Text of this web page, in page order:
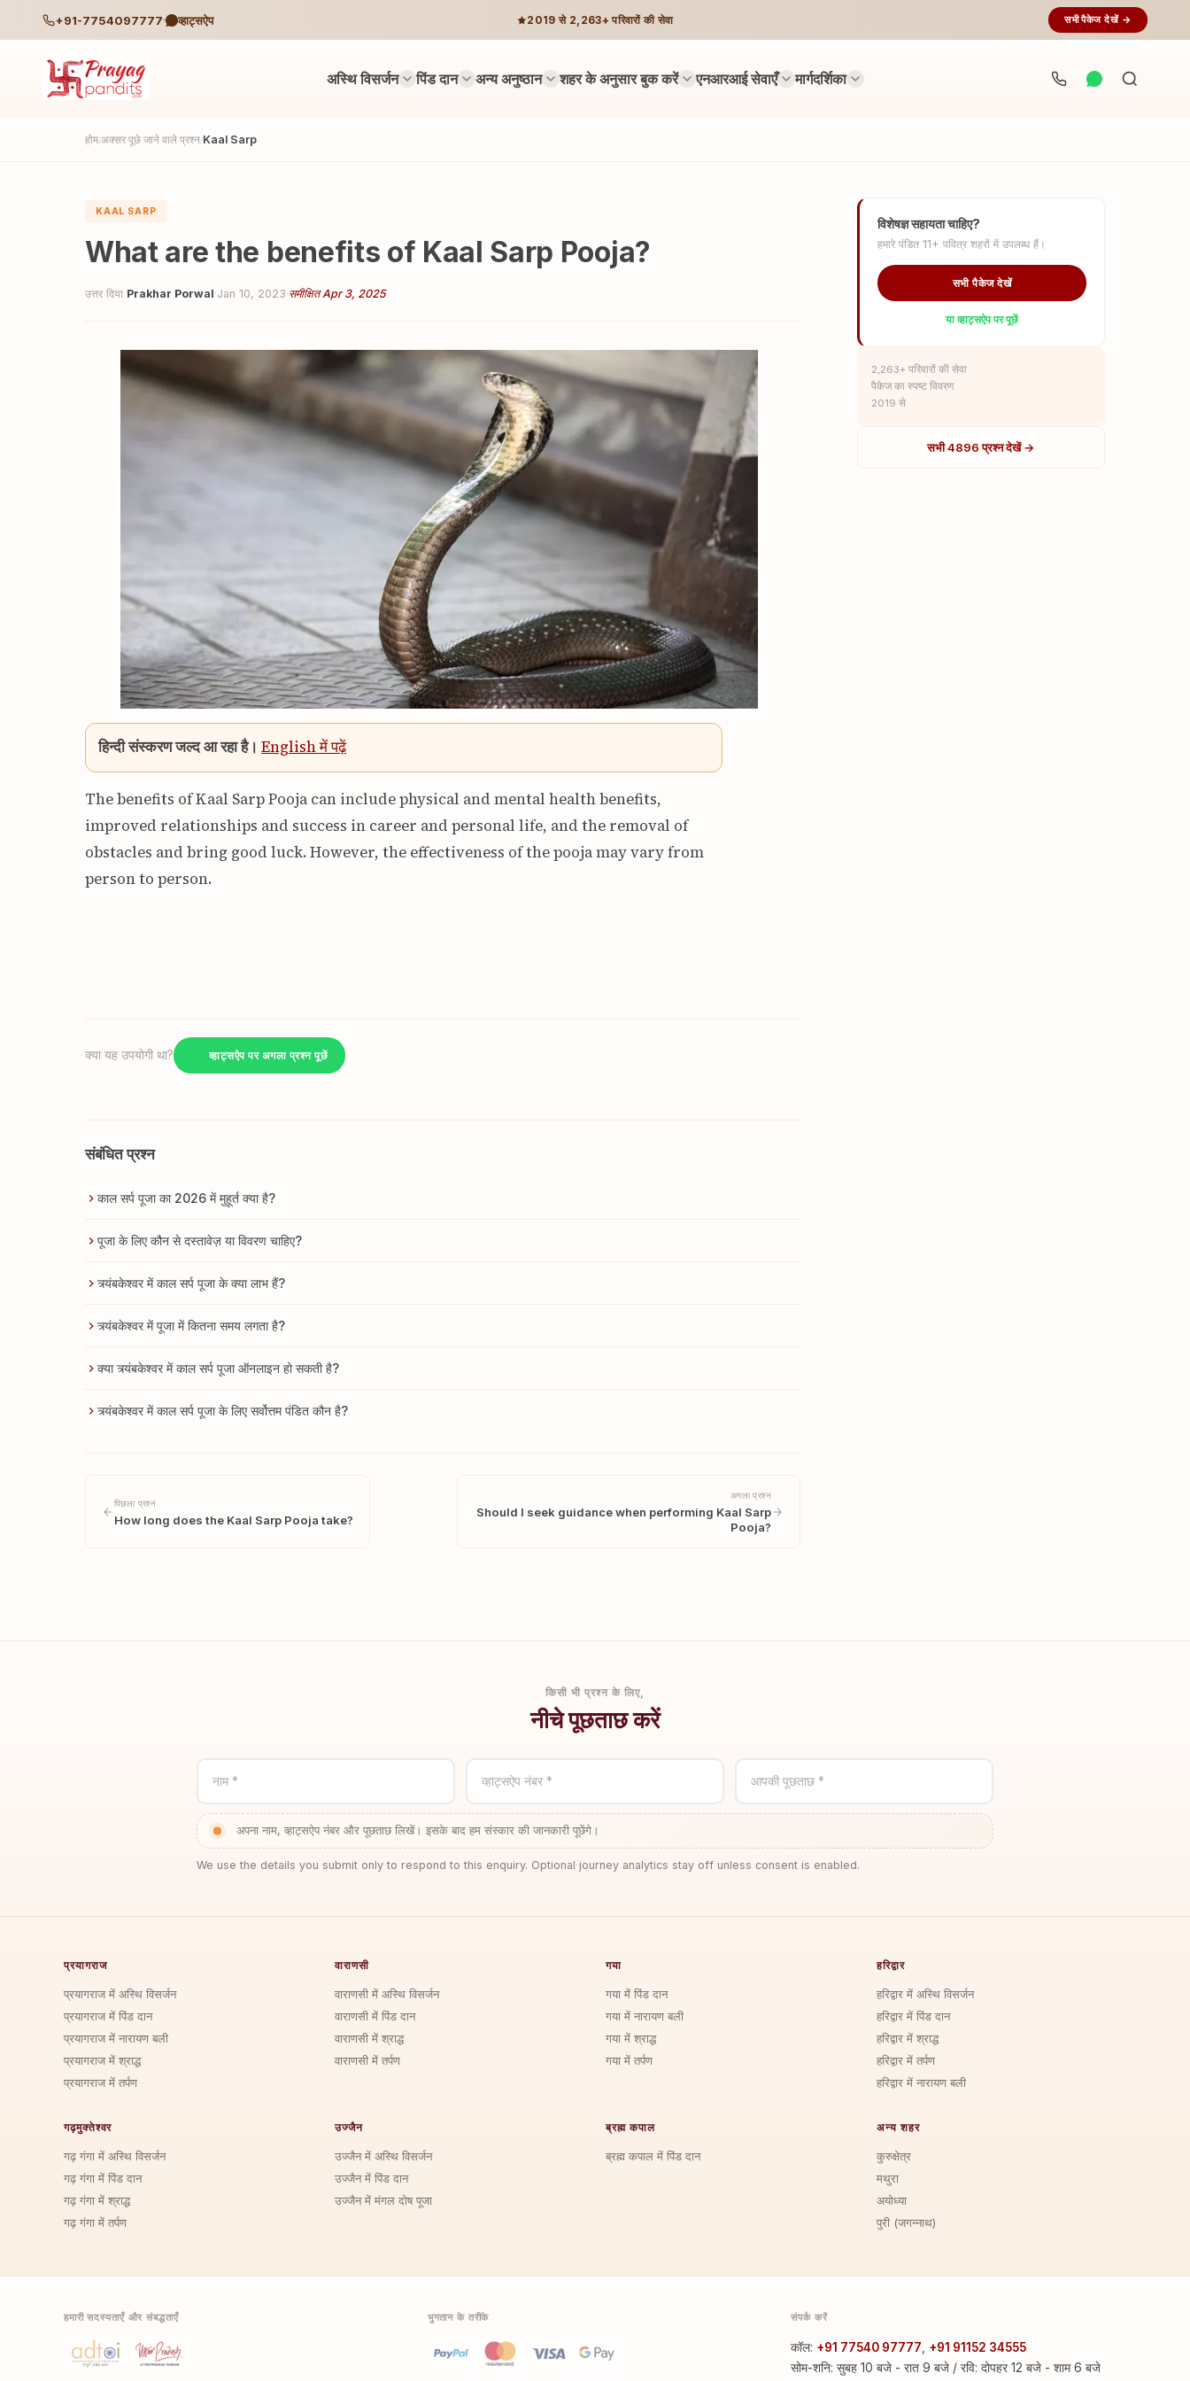
+91-7754097777 व्हाट्सऐप 2019 से 2,263+ परिवारों की सेवा सभी पैकेज देखें →
अस्थि विसर्जन पिंड दान अन्य अनुष्ठान शहर के अनुसार बुक करें एनआरआई सेवाएँ मार्गदर्शिका
अनुष्ठान
होम/अक्सर पूछे जाने वाले प्रश्न/Kaal Sarp
KAAL SARP
What are the benefits of Kaal Sarp Pooja?
उत्तर दिया Prakhar Porwal·Jan 10, 2023·समीक्षित Apr 3, 2025
हिन्दी संस्करण जल्द आ रहा है। English में पढ़ें
The benefits of Kaal Sarp Pooja can include physical and mental health benefits,
improved relationships and success in career and personal life, and the removal of
obstacles and bring good luck. However, the effectiveness of the pooja may vary from
person to person.
क्या यह उपयोगी था? व्हाट्सऐप पर अगला प्रश्न पूछें
संबंधित प्रश्न
काल सर्प पूजा का 2026 में मुहूर्त क्या है?
पूजा के लिए कौन से दस्तावेज़ या विवरण चाहिए?
त्र्यंबकेश्वर में काल सर्प पूजा के क्या लाभ हैं?
त्र्यंबकेश्वर में पूजा में कितना समय लगता है?
क्या त्र्यंबकेश्वर में काल सर्प पूजा ऑनलाइन हो सकती है?
त्र्यंबकेश्वर में काल सर्प पूजा के लिए सर्वोत्तम पंडित कौन है?
पिछला प्रश्न
How long does the Kaal Sarp Pooja take?
अगला प्रश्न
Should I seek guidance when performing Kaal Sarp
Pooja?
विशेषज्ञ सहायता चाहिए?
हमारे पंडित 11+ पवित्र शहरों में उपलब्ध हैं।
सभी पैकेज देखें
या व्हाट्सऐप पर पूछें
2,263+ परिवारों की सेवा
पैकेज का स्पष्ट विवरण
2019 से
सभी 4896 प्रश्न देखें →
किसी भी प्रश्न के लिए,
नीचे पूछताछ करें
नाम * व्हाट्सऐप नंबर * आपकी पूछताछ *
अपना नाम, व्हाट्सऐप नंबर और पूछताछ लिखें। इसके बाद हम संस्कार की जानकारी पूछेंगे।
We use the details you submit only to respond to this enquiry. Optional journey analytics stay off unless consent is enabled.
प्रयागराज
प्रयागराज में अस्थि विसर्जन
प्रयागराज में पिंड दान
प्रयागराज में नारायण बली
प्रयागराज में श्राद्ध
प्रयागराज में तर्पण
वाराणसी
वाराणसी में अस्थि विसर्जन
वाराणसी में पिंड दान
वाराणसी में श्राद्ध
वाराणसी में तर्पण
गया
गया में पिंड दान
गया में नारायण बली
गया में श्राद्ध
गया में तर्पण
हरिद्वार
हरिद्वार में अस्थि विसर्जन
हरिद्वार में पिंड दान
हरिद्वार में श्राद्ध
हरिद्वार में तर्पण
हरिद्वार में नारायण बली
गढ़मुक्तेश्वर
गढ़ गंगा में अस्थि विसर्जन
गढ़ गंगा में पिंड दान
गढ़ गंगा में श्राद्ध
गढ़ गंगा में तर्पण
उज्जैन
उज्जैन में अस्थि विसर्जन
उज्जैन में पिंड दान
उज्जैन में मंगल दोष पूजा
ब्रह्म कपाल
ब्रह्म कपाल में पिंड दान
अन्य शहर
कुरुक्षेत्र
मथुरा
अयोध्या
पुरी (जगन्नाथ)
हमारी सदस्यताएँ और संबद्धताएँ भुगतान के तरीके संपर्क करें
कॉल: +91 77540 97777, +91 91152 34555
सोम-शनि: सुबह 10 बजे - रात 9 बजे / रवि: दोपहर 12 बजे - शाम 6 बजे